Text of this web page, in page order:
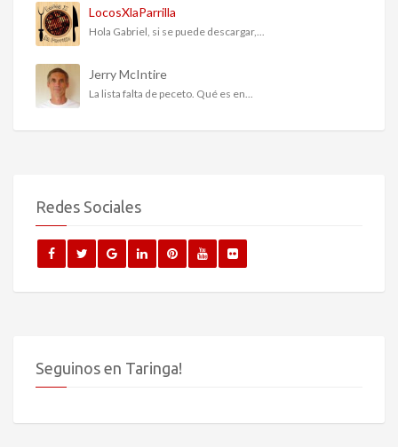
LocosXlaParrilla
Hola Gabriel, si se puede descargar,...
Jerry McIntire
La lista falta de peceto. Qué es en...
Redes Sociales
Seguinos en Taringa!